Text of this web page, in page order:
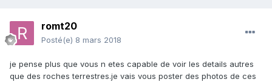
romt20
Posté(e) 8 mars 2018
je pense plus que vous n etes capable de voir les details autres
que des roches terrestres.je vais vous poster des photos de ces